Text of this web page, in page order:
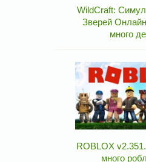
WildCraft:
Зверей
много
ROBLOX
много